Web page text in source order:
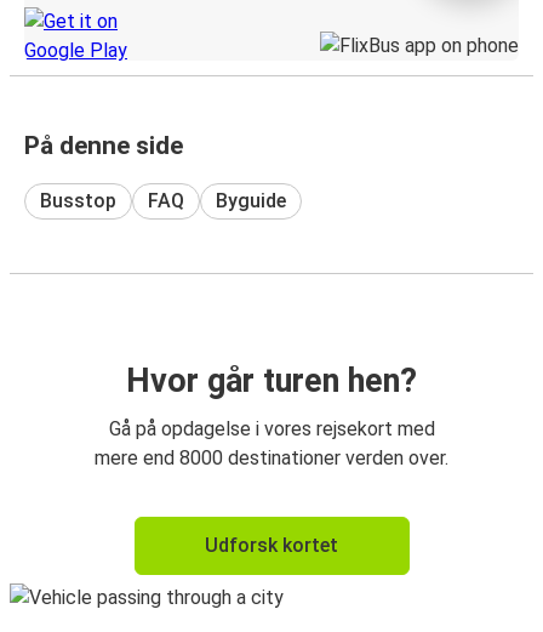
På denne side
Busstop FAQ Byguide
Hvor går turen hen?
Gå på opdagelse i vores rejsekort med
mere end 8000 destinationer verden over.
Udforsk kortet